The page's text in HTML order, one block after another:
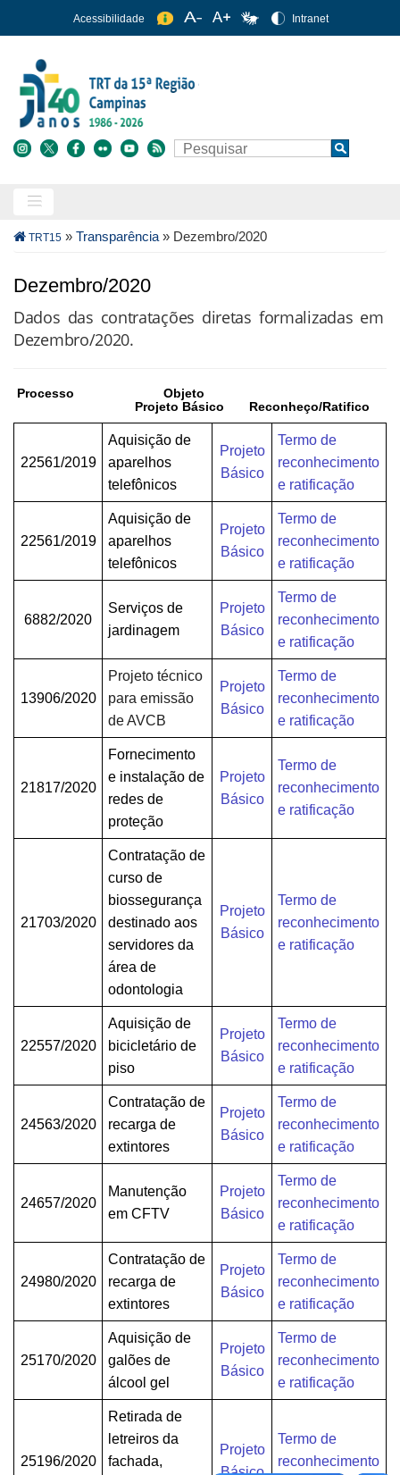
para
conteúdo
principal
Acessibilidade Intranet
Buscar Search
Trilha
navegação
TRT15 » Transparência » Dezembro/2020
Dezembro/2020
Dados das contratações diretas formalizadas em
Dezembro/2020.
Processo Objeto
Projeto Básico Reconheço/Ratifico
22561/2019
Aquisição de
aparelhos
telefônicos
Projeto
Básico
Termo de
reconhecimento
e ratificação
22561/2019
Aquisição de
aparelhos
telefônicos
Projeto
Básico
Termo de
reconhecimento
e ratificação
6882/2020
Serviços de
jardinagem
Projeto
Básico
Termo de
reconhecimento
e ratificação
13906/2020
Projeto técnico
para emissão
de AVCB
Projeto
Básico
Termo de
reconhecimento
e ratificação
21817/2020
Fornecimento
e instalação de
redes de
proteção
Projeto
Básico
Termo de
reconhecimento
e ratificação
21703/2020
Contratação de
curso de
biossegurança
destinado aos
servidores da
área de
odontologia
Projeto
Básico
Termo de
reconhecimento
e ratificação
22557/2020
Aquisição de
bicicletário de
piso
Projeto
Básico
Termo de
reconhecimento
e ratificação
24563/2020
Contratação de
recarga de
extintores
Projeto
Básico
Termo de
reconhecimento
e ratificação
24657/2020
Manutenção
em CFTV
Projeto
Básico
Termo de
reconhecimento
e ratificação
24980/2020
Contratação de
recarga de
extintores
Projeto
Básico
Termo de
reconhecimento
e ratificação
25170/2020
Aquisição de
galões de
álcool gel
Projeto
Básico
Termo de
reconhecimento
e ratificação
25196/2020
Retirada de
letreiros da
fachada,
Projeto
Básico
Termo de
reconhecimento